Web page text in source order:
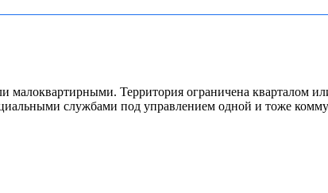
Территория ограничена кварталом
службами под управлением одной и тоже